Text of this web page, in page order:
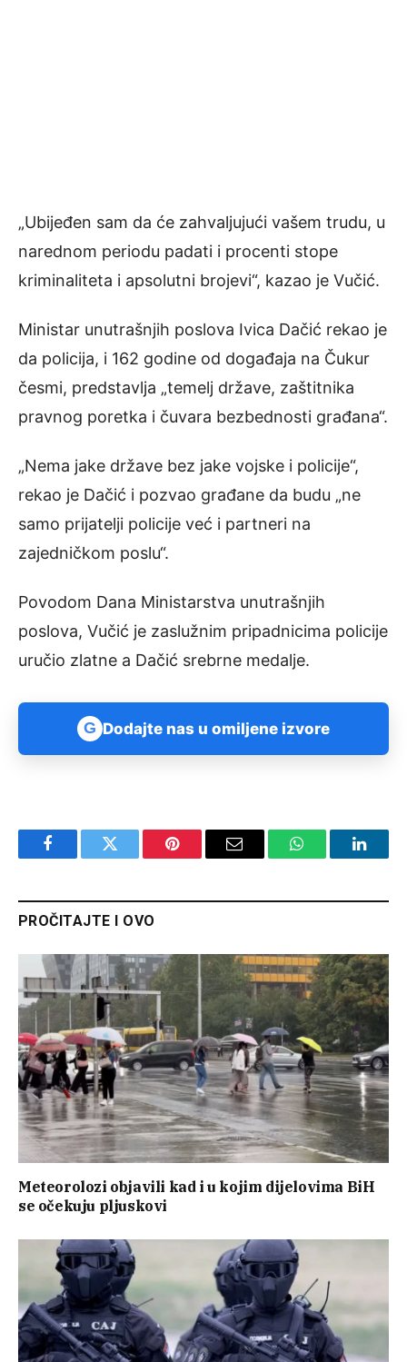
„Ubijeđen sam da će zahvaljujući vašem trudu, u
narednom periodu padati i procenti stope
kriminaliteta i apsolutni brojevi“, kazao je Vučić.
Ministar unutrašnjih poslova Ivica Dačić rekao je
da policija, i 162 godine od događaja na Čukur
česmi, predstavlja „temelj države, zaštitnika
pravnog poretka i čuvara bezbednosti građana“.
„Nema jake države bez jake vojske i policije“,
rekao je Dačić i pozvao građane da budu „ne
samo prijatelji policije već i partneri na
zajedničkom poslu“.
Povodom Dana Ministarstva unutrašnjih
poslova, Vučić je zaslužnim pripadnicima policije
uručio zlatne a Dačić srebrne medalje.
G Dodajte nas u omiljene izvore
FacebookTwitter Pinterest Email WhatsApp
PROČITAJTE I OVO
Meteorolozi objavili kad i u kojim dijelovima BiH
se očekuju pljuskovi